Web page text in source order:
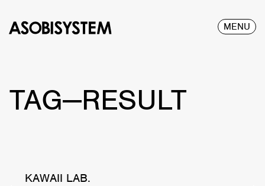
MENU
TAG—RESULT
KAWAII LAB.